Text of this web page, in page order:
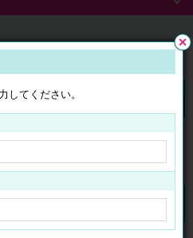
ログイン
マイページ
てください。